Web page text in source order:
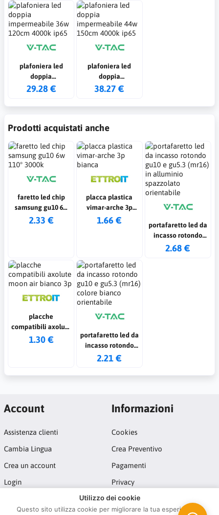
plafoniera led
doppia
impermeabile 36w
29.28 €
plafoniera led
doppia
impermeabile 44w
38.27 €
Prodotti acquistati anche
faretto led chip
samsung gu10 6w
110° 3000k
2.33 €
placca plastica
vimar-arche 3p
bianca
1.66 €
portafaretto led da
incasso rotondo
gu10 e gu5.3 (mr16)
2.68 €
placche
compatibili axolute
moon air bianco 3p
1.30 €
portafaretto led da
incasso rotondo
gu10 e gu5.3 (mr16)
orientabile
2.21 €
Account
Assistenza clienti
Cambia Lingua
Crea un account
Login
Informazioni
Cookies
Crea Preventivo
Pagamenti
Privacy
Termini e Condizioni
Utilizzo dei cookie
Questo sito utilizza cookie per migliorare la tua esperienza di